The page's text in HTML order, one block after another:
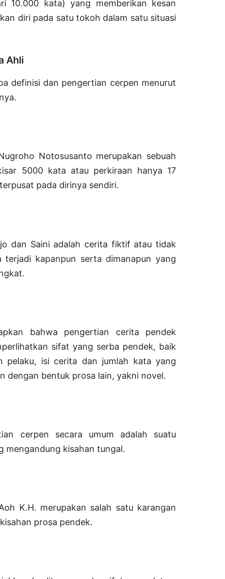
10.000 kata) yang memberikan kesan
diri pada satu tokoh dalam satu situasi
Ahli
definisi dan pengertian cerpen menurut
Notosusanto merupakan sebuah
5000 kata atau perkiraan hanya 17
pada dirinya sendiri.
dan Saini adalah cerita fiktif atau tidak
kapanpun serta dimanapun yang
bahwa pengertian cerita pendek
sifat yang serba pendek, baik
pelaku, isi cerita dan jumlah kata yang
dengan bentuk prosa lain, yakni novel.
cerpen secara umum adalah suatu
mengandung kisahan tungal.
K.H. merupakan salah satu karangan
prosa pendek.